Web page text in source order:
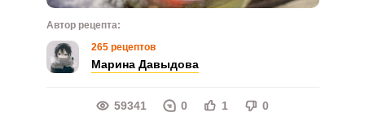
Автор рецепта:
265 рецептов
Марина Давыдова
59341 0 1 0